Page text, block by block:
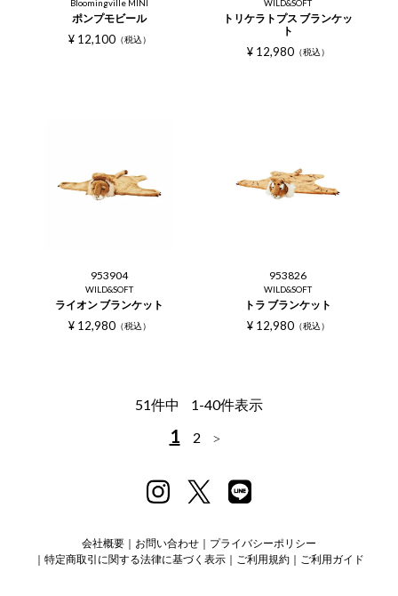
Bloomingville MINI
ポンプモビール
¥ 12,100 税込
WILD&SOFT
トリケラトプス ブランケッ
ト
¥ 12,980 税込
953904
WILD&SOFT
ライオン ブランケット
¥ 12,980 税込
953826
WILD&SOFT
トラ ブランケット
¥ 12,980 税込
51件中 1-40件表示
1 2
会社概要 お問い合わせ
プライバシーポリシー
特定商取引に関する法律に基づく表示
ご利用規約 ご利用ガイド